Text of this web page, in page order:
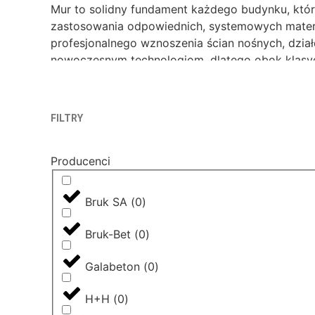
Mur to solidny fundament każdego budynku,
zastosowania odpowiednich, systemowych
profesjonalnego wznoszenia ścian nośnych,
nowoczesnym technologiom, dlatego obok
muru i minimalizuje straty ciepła. Wznoszenie
zapobiegające powstawaniu wykwitów,
ściany przed pękaniem w miejscach
pewność idealnej przyczepności, wytrzymałości
FILTRY
Producenci
Bruk SA (0)
Bruk-Bet (0)
Galabeton (0)
H+H (0)